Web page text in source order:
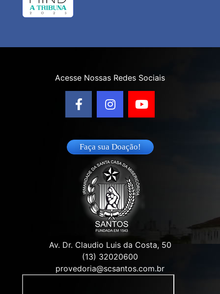
Acesse Nossas Redes Sociais
Faça sua Doação!
Av. Dr. Claudio Luis da Costa, 50
(13) 32020600
provedoria@scsantos.com.br